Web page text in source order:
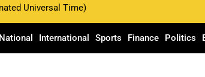
Universal Time)
National International Sports Finance Politics